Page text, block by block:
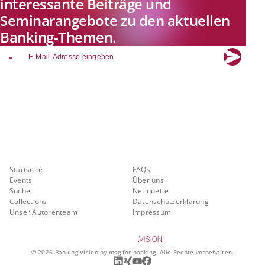
Seminarangebote zu den aktuellen
Banking-Themen.
email
Startseite
Events
Suche
Collections
Unser Autorenteam
FAQs
Über uns
Netiquette
Datenschutzerklärung
Impressum
©2026 Banking.Vision by msg for banking. Alle Rechte vorbehalten.